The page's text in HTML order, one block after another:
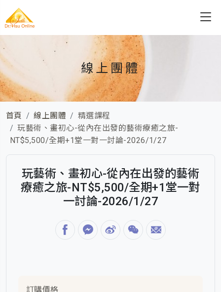
線上團體
首頁 線上團體
精選課程
玩藝術、畫初心-從內在出發的藝術療癒之旅-
NT$5,500/全期+1堂一對一討論-2026/1/27
玩藝術、畫初心-從內在出發的藝術
療癒之旅-NT$5,500/全期+1堂一對
一討論-2026/1/27
訂購價格